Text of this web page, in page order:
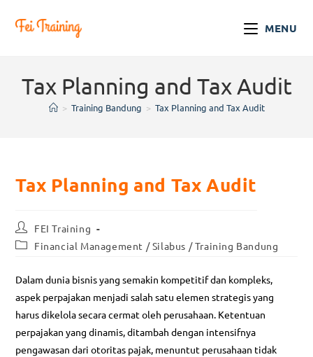
MENU
Tax Planning and Tax Audit
> Training Bandung > Tax Planning and Tax Audit
Tax Planning and Tax Audit
FEI Training
Financial Management / Silabus / Training Bandung
Dalam dunia bisnis yang semakin kompetitif dan kompleks,
aspek perpajakan menjadi salah satu elemen strategis yang
harus dikelola secara cermat oleh perusahaan. Ketentuan
perpajakan yang dinamis, ditambah dengan intensifnya
pengawasan dari otoritas pajak, menuntut perusahaan tidak